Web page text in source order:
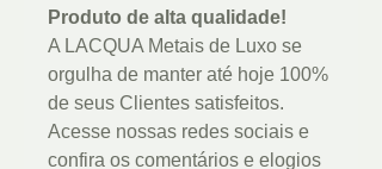
Produto de alta qualidade!
A LACQUA Metais de Luxo se
orgulha de manter até hoje 100%
de seus Clientes satisfeitos.
Acesse nossas redes sociais e
confira os comentários e elogios